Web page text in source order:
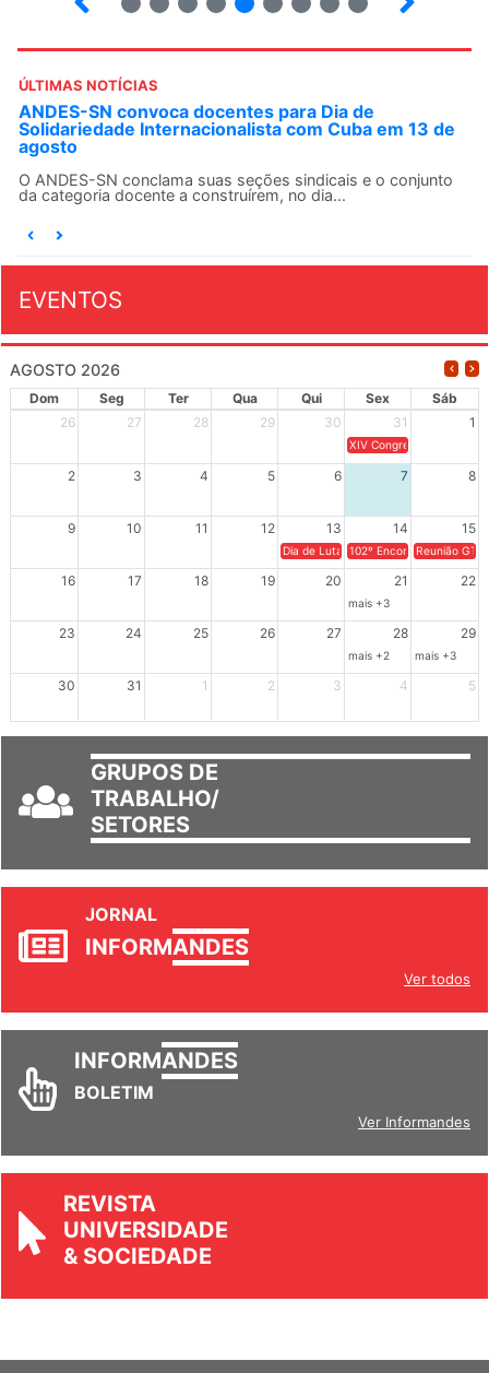
ÚLTIMAS NOTÍCIAS
ANDES-SN convoca docentes para Dia de
Solidariedade Internacionalista com Cuba em 13 de
agosto
O ANDES-SN conclama suas seções sindicais e o conjunto
da categoria docente a construírem, no dia...
EVENTOS
AGOSTO 2026
Dom Seg Ter Qua Qui Sex
Sáb
26
27 28 29 30 31 1
XIV Congresso Brasileiro
2 3 4 5 6 7 8
9 10 11 12 13 14 15
Dia de Luta em Defesa de Cuba e da
102º Encontro da
Reunião
16 17 18 19 20 21 22
mais +3
23 24 25 26 27 28 29
mais +2 mais +3
30 31 1 2 3 4 5
GRUPOS DE
TRABALHO/
SETORES
JORNAL
INFORMANDES
Ver todos
INFORMANDES
BOLETIM
Ver Informandes
REVISTA
UNIVERSIDADE
& SOCIEDADE